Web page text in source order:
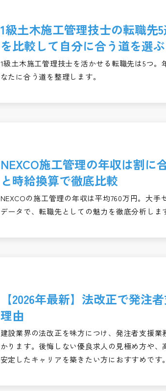
1級土木施工管理技士の転職先
を比較して自分に合う道を選ぶ
1級土木施工管理技士を活かせる転職先は5つ
なたに合う道を整理します。
NEXCO施工管理の年収は割に
と時給換算で徹底比較
NEXCOの施工管理の年収は平均760万円。大
データで、転職先としての魅力を徹底分析しま
【2026年最新】法改正で発注
理由
建設業界の法改正を味方につけ、発注者支援
かります。後悔しない優良求人の見極め方や、
安定したキャリアを築きたい方におすすめです。